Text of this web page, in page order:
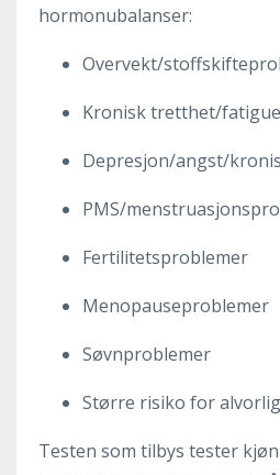
hormonubalanser:
Overvekt/
Kronisk tretthet/
Depresjon/angst/
PMS/
Fertilitetsproblemer
Menopauseproblemer
Søvnproblemer
Større risiko for
Testen som tilbys tester